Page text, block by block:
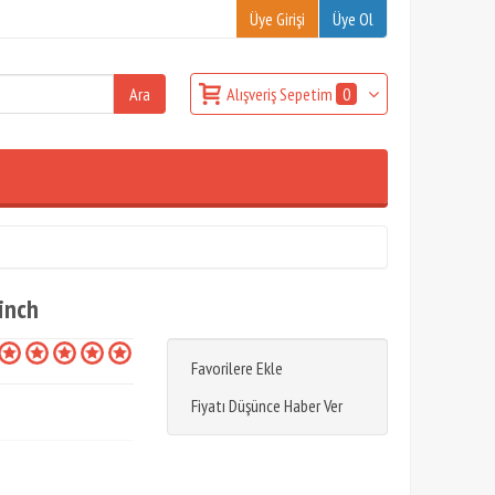
Üye Girişi Üye Ol
Alışveriş Sepetim 0
Favorilere Ekle
Fiyatı Düşünce Haber Ver